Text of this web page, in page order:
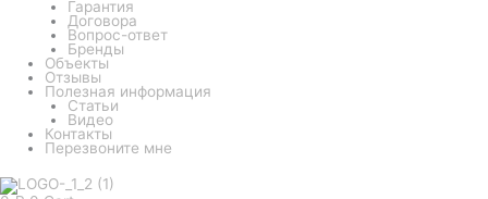
Гарантия
Договора
Вопрос-ответ
Бренды
Объекты
Отзывы
Полезная информация
Статьи
Видео
Контакты
Перезвоните мне